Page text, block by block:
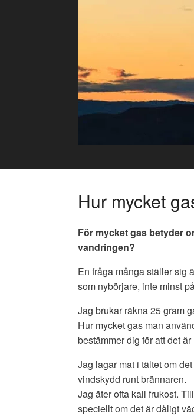
Hur mycket
För mycket gas betyder
vandringen?
En fråga många ställer sig
som nybörjare, inte minst
Jag brukar räkna 25 gram
Hur mycket gas man
bestämmer dig för att det
Jag lagar mat i tältet om
vindskydd runt brännaren.
Jag äter ofta kall frukost.
speciellt om det är dåligt